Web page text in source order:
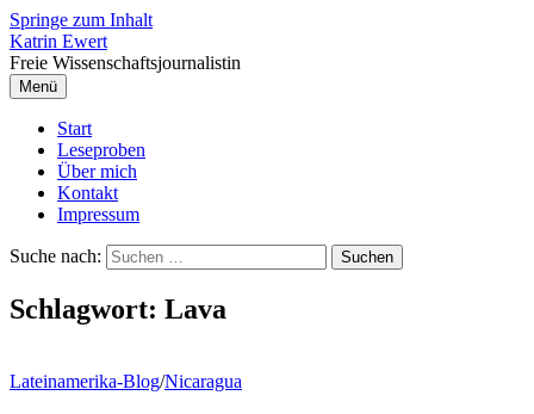
Springe zum Inhalt
Katrin Ewert
Freie Wissenschaftsjournalistin
Menü
Start
Leseproben
Über mich
Kontakt
Impressum
Suche nach:
Schlagwort: Lava
Lateinamerika-Blog/Nicaragua